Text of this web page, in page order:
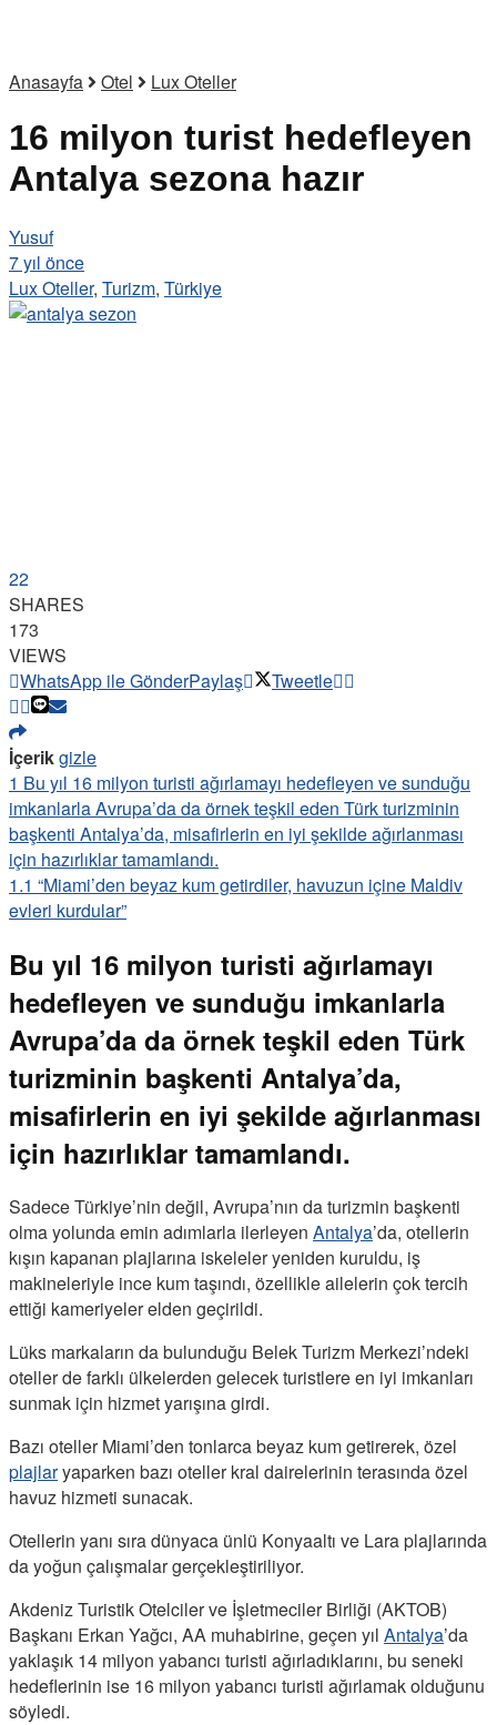
Anasayfa Otel Lux Oteller
16 milyon turist hedefleyen
Antalya sezona hazır
Yusuf
7 yıl önce
Lux Oteller, Turizm, Türkiye
22
SHARES
173
VIEWS
WhatsApp ile GönderPaylaş Tweetle
İçerikgizle
1 Bu yıl 16 milyon turisti ağırlamayı hedefleyen ve sunduğu
imkanlarla Avrupa’da da örnek teşkil eden Türk turizminin
başkenti Antalya’da, misafirlerin en iyi şekilde ağırlanması
için hazırlıklar tamamlandı.
1.1 “Miami’den beyaz kum getirdiler, havuzun içine Maldiv
evleri kurdular”
Bu yıl 16 milyon turisti ağırlamayı
hedefleyen ve sunduğu imkanlarla
Avrupa’da da örnek teşkil eden Türk
turizminin başkenti Antalya’da,
misafirlerin en iyi şekilde ağırlanması
için hazırlıklar tamamlandı.
Sadece Türkiye’nin değil, Avrupa’nın da turizmin başkenti
olma yolunda emin adımlarla ilerleyen Antalya’da, otellerin
kışın kapanan plajlarına iskeleler yeniden kuruldu, iş
makineleriyle ince kum taşındı, özellikle ailelerin çok tercih
ettiği kameriyeler elden geçirildi.
Lüks markaların da bulunduğu Belek Turizm Merkezi’ndeki
oteller de farklı ülkelerden gelecek turistlere en iyi imkanları
sunmak için hizmet yarışına girdi.
Bazı oteller Miami’den tonlarca beyaz kum getirerek, özel
plajlaryaparken bazı oteller kral dairelerinin terasında özel
havuz hizmeti sunacak.
Otellerin yanı sıra dünyaca ünlü Konyaaltı ve Lara plajlarında
da yoğun çalışmalar gerçekleştiriliyor.
Akdeniz Turistik Otelciler ve İşletmeciler Birliği (AKTOB)
Başkanı Erkan Yağcı, AA muhabirine, geçen yıl Antalya’da
yaklaşık 14 milyon yabancı turisti ağırladıklarını, bu seneki
hedeflerinin ise 16 milyon yabancı turisti ağırlamak olduğunu
söyledi.